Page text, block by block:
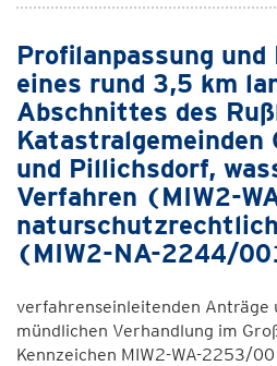
Profilanpassung
eines rund 3,5 km
Abschnittes des
Katastralgemeinden
und Pillichsdorf,
Verfahren (MIW2-
(MIW2-NA-2244/
verfahrenseinleitenden Anträge
mündlichen Verhandlung im
Kennzeichen MIW2-WA-2253/